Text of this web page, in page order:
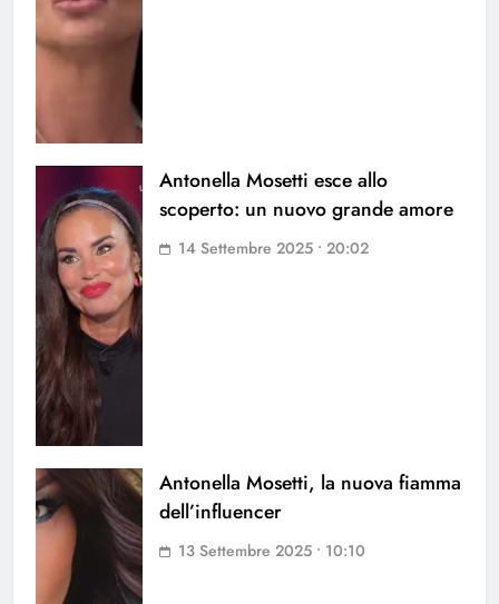
Antonella Mosetti esce allo
scoperto: un nuovo grande amore
14 Settembre 2025 • 20:02
Antonella Mosetti, la nuova fiamma
dell’influencer
13 Settembre 2025 • 10:10